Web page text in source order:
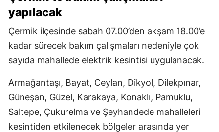
yapılacak
Çermik ilçesinde sabah 07.00’den akşam 18.00’e
kadar sürecek bakım çalışmaları nedeniyle çok
sayıda mahallede elektrik kesintisi uygulanacak.
Armağantaşı, Bayat, Ceylan, Dikyol, Dilekpınar,
Güneşan, Güzel, Karakaya, Konaklı, Pamuklu,
Saltepe, Çukurelma ve Şeyhandede mahalleleri
kesintiden etkilenecek bölgeler arasında yer